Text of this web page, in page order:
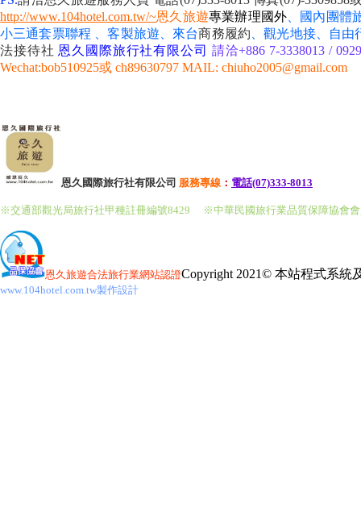
http://www.104hotel.com.tw/~恩久旅遊專業辦理國外 、國內團
小三通套票聯程 、客製旅遊、來台商務履約 、觀光地接、自由
法接待社 恩久國際旅行社有限公司 請洽+886 7-3338013 /
Wechat:bob510925或 ch89630797 MAIL: chiuho2005@gmail.com
恩久國際旅行社有限公司 服務專線 ： 電話(07)333-8013
※交通部觀光局旅行社甲種註冊編號8429 ※中華民國旅行業品質保障協會
恩久旅遊合法旅行業網站認證Copyright 2021© 本站程式系統
www.104hotel.com.tw製作設計